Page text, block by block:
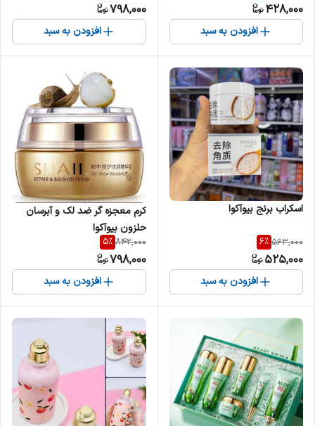
428,000
افزودن به سبد
798,000
افزودن به سبد
اسکراب برنج بیوآکوا
563,000
6%
525,000
افزودن به سبد
کرم معجزه گر ضد لک و آبرسان
حلزون بیوآکوا
842,000
5%
798,000
افزودن به سبد